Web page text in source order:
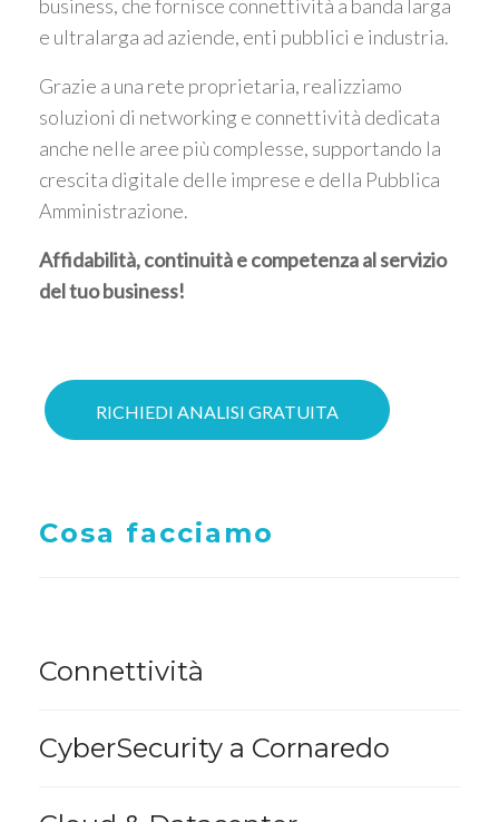
business, che fornisce connettività a banda larga
e ultralarga ad aziende, enti pubblici e industria.
Grazie a una rete proprietaria, realizziamo
soluzioni di networking e connettività dedicata
anche nelle aree più complesse, supportando la
crescita digitale delle imprese e della Pubblica
Amministrazione.
Affidabilità, continuità e competenza al servizio
del tuo business!
RICHIEDI ANALISI GRATUITA
Cosa facciamo
Connettività
CyberSecurity a Cornaredo